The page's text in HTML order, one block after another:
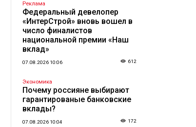
Реклама
Федеральный девелопер
«ИнтерСтрой» вновь вошел в
число финалистов
национальной премии «Наш
вклад»
07.08.2026 10:06 612
Экономика
Почему россияне выбирают
гарантированые банковские
вклады?
07.08.2026 10:04 172